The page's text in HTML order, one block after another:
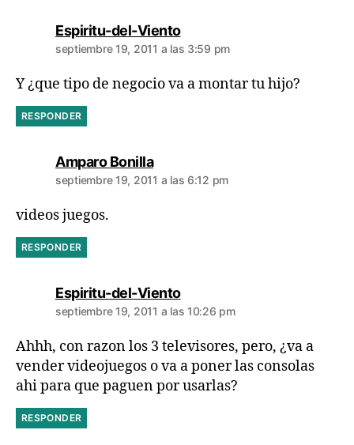
Espiritu-del-Vientodice:
septiembre 19, 2011 a las 3:59 pm
Y ¿que tipo de negocio va a montar tu hijo?
RESPONDER
Amparo Bonilladice:
septiembre 19, 2011 a las 6:12 pm
videos juegos.
RESPONDER
Espiritu-del-Vientodice:
septiembre 19, 2011 a las 10:26 pm
Ahhh, con razon los 3 televisores, pero, ¿va a
vender videojuegos o va a poner las consolas
ahi para que paguen por usarlas?
RESPONDER